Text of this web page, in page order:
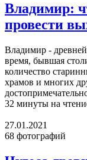
Владимир:
провести
Владимир -
время, бывшая
количество
храмов и многих
32 минуты на
27.01.2021
68 фотографий